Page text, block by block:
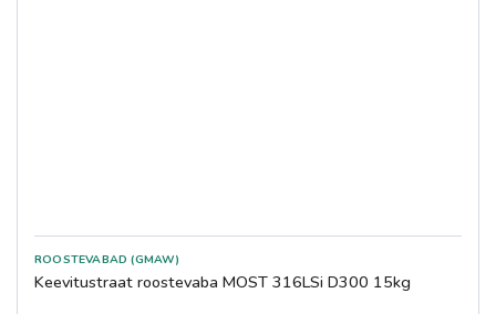
ROOSTEVABAD (GMAW)
Keevitustraat roostevaba MOST 316LSi D300 15kg